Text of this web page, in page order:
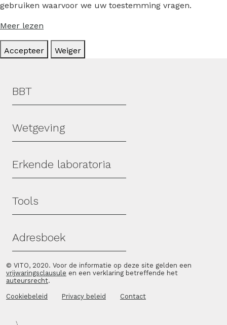
gebruiken waarvoor we uw toestemming vragen.
Meer lezen
Accepteer Weiger
Hoofdmenu
BBT
Wetgeving
Erkende laboratoria
Tools
Adresboek
© VITO, 2020. Voor de informatie op deze site gelden een
vrijwaringsclausule en een verklaring betreffende het
auteursrecht.
Cookiebeleid Privacy beleid Contact